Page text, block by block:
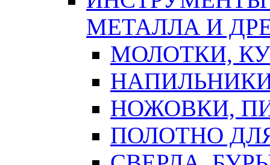
МЕТАЛЛА И
МОЛОТКИ,
НОЖОВКИ,
ПОЛОТНО